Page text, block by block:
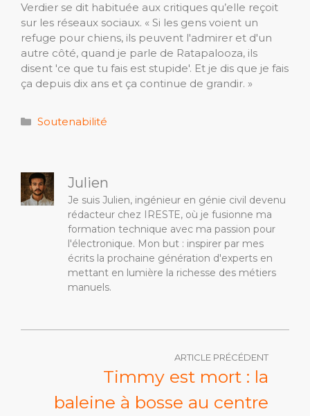
Verdier se dit habituée aux critiques qu’elle reçoit
sur les réseaux sociaux. « Si les gens voient un
refuge pour chiens, ils peuvent l'admirer et d'un
autre côté, quand je parle de Ratapalooza, ils
disent 'ce que tu fais est stupide'. Et je dis que je fais
ça depuis dix ans et ça continue de grandir. »
Catégories
Soutenabilité
Julien
Je suis Julien, ingénieur en génie civil devenu
rédacteur chez IRESTE, où je fusionne ma
formation technique avec ma passion pour
l'électronique. Mon but : inspirer par mes
écrits la prochaine génération d'experts en
mettant en lumière la richesse des métiers
manuels.
ARTICLE PRÉCÉDENT
Timmy est mort : la
baleine à bosse au centre